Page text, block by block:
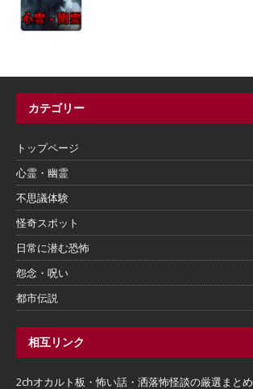
カテゴリー
トップページ
心霊・幽霊
不思議体験
怪奇スポット
日常に潜む恐怖
怨念・呪い
都市伝説
相互リンク
2chオカルト板・怖い話・洒落怖怪談の厳選まとめ